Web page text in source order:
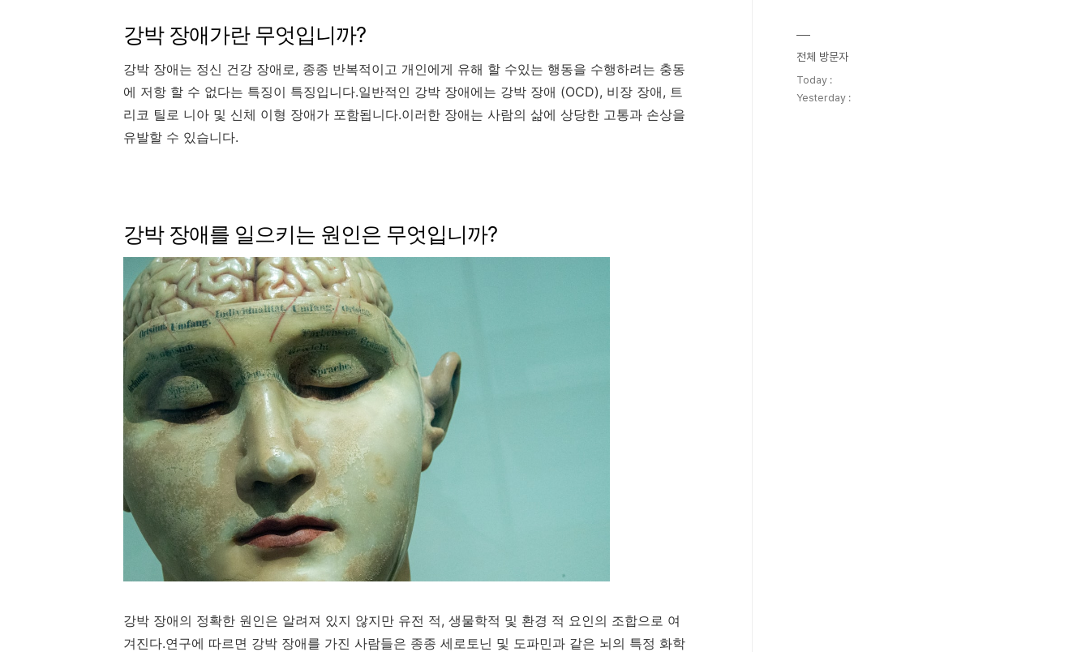
강박 장애가란 무엇입니까?
강박 장애는 정신 건강 장애로, 종종 반복적이고 개인에게 유해 할 수있는 행동을 수행하려는 충동
에 저항 할 수 없다는 특징이 특징입니다.일반적인 강박 장애에는 강박 장애 (OCD), 비장 장애, 트
리코 틸로 니아 및 신체 이형 장애가 포함됩니다.이러한 장애는 사람의 삶에 상당한 고통과 손상을
유발할 수 있습니다.
강박 장애를 일으키는 원인은 무엇입니까?
강박 장애의 정확한 원인은 알려져 있지 않지만 유전 적, 생물학적 및 환경 적 요인의 조합으로 여
겨진다.연구에 따르면 강박 장애를 가진 사람들은 종종 세로토닌 및 도파민과 같은 뇌의 특정 화학
전체 방문자
Today :
Yesterday :